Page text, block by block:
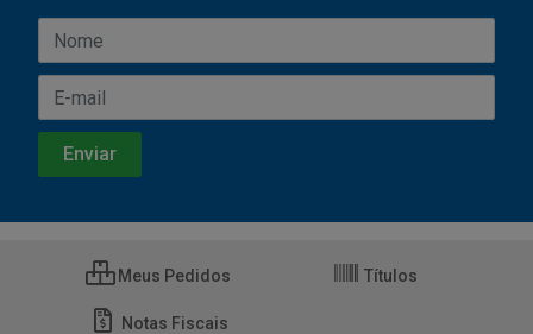
Meus Pedidos Títulos
Notas Fiscais